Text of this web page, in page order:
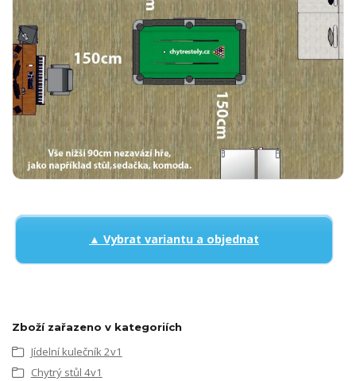
▲ Vybrat variantu a objednat
Zboží zařazeno v kategoriích
Jídelní kulečník 2v1
Chytrý stůl 4v1